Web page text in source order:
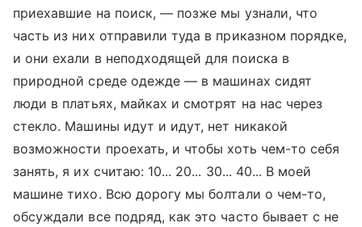
приехавшие на поиск, — позже мы узнали, что
часть из них отправили туда в приказном порядке,
и они ехали в неподходящей для поиска в
природной среде одежде — в машинах сидят
люди в платьях, майках и смотрят на нас через
стекло. Машины идут и идут, нет никакой
возможности проехать, и чтобы хоть чем-то себя
занять, я их считаю: 10... 20... 30... 40... В моей
машине тихо. Всю дорогу мы болтали о чем-то,
обсуждали все подряд, как это часто бывает с не